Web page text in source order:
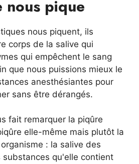
nous pique
nous piquent, ils
corps de la salive qui
qui empêchent le sang
que nous puissions mieux le
anesthésiantes pour
sans être dérangés.
fait remarquer la piqûre
elle-même mais plutôt la
: la salive des
substances qu'elle contient